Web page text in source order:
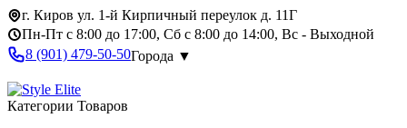
г. Киров ул. 1-й Кирпичный переулок д. 11Г
Пн-Пт с 8:00 до 17:00, Сб с 8:00 до 14:00, Вс - Выходной
8 (901) 479-50-50Города ▼
Категории Товаров